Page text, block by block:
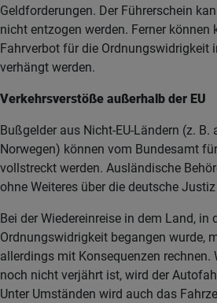
Geldforderungen. Der Führerschein
nicht entzogen werden. Ferner können
Fahrverbot für die Ordnungswidrigkeit
verhängt werden.
Verkehrsverstöße außerhalb der EU
Bußgelder aus Nicht-EU-Ländern (z. B.
Norwegen) können vom Bundesamt
vollstreckt werden. Ausländische
ohne Weiteres über die deutsche
Bei der Wiedereinreise in dem Land, in
Ordnungswidrigkeit begangen wurde,
allerdings mit Konsequenzen rechnen.
noch nicht verjährt ist, wird der
Unter Umständen wird auch das